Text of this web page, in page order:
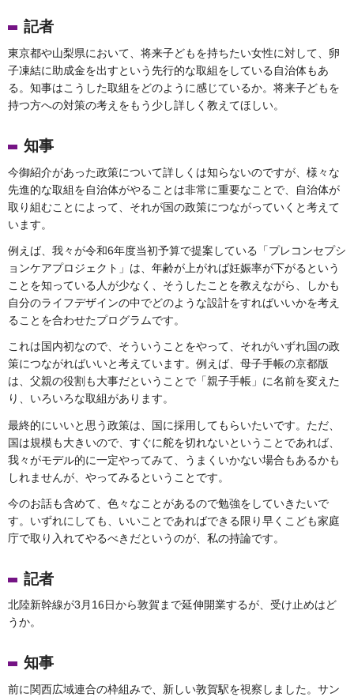
記者
東京都や山梨県において、将来子どもを持ちたい女性に対して、卵
子凍結に助成金を出すという先行的な取組をしている自治体もあ
る。知事はこうした取組をどのように感じているか。将来子どもを
持つ方への対策の考えをもう少し詳しく教えてほしい。
知事
今御紹介があった政策について詳しくは知らないのですが、様々な
先進的な取組を自治体がやることは非常に重要なことで、自治体が
取り組むことによって、それが国の政策につながっていくと考えて
います。
例えば、我々が令和6年度当初予算で提案している「プレコンセプシ
ョンケアプロジェクト」は、年齢が上がれば妊娠率が下がるという
ことを知っている人が少なく、そうしたことを教えながら、しかも
自分のライフデザインの中でどのような設計をすればいいかを考え
ることを合わせたプログラムです。
これは国内初なので、そういうことをやって、それがいずれ国の政
策につながればいいと考えています。例えば、母子手帳の京都版
は、父親の役割も大事だということで「親子手帳」に名前を変えた
り、いろいろな取組があります。
最終的にいいと思う政策は、国に採用してもらいたいです。ただ、
国は規模も大きいので、すぐに舵を切れないということであれば、
我々がモデル的に一定やってみて、うまくいかない場合もあるかも
しれませんが、やってみるということです。
今のお話も含めて、色々なことがあるので勉強をしていきたいで
す。いずれにしても、いいことであればできる限り早くこども家庭
庁で取り入れてやるべきだというのが、私の持論です。
記者
北陸新幹線が3月16日から敦賀まで延伸開業するが、受け止めはど
うか。
知事
前に関西広域連合の枠組みで、新しい敦賀駅を視察しました。サン